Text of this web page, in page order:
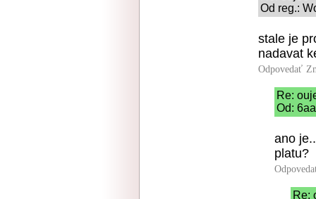
Od reg.:
stale je
nadavat
Odpovedať
Re:
Od:
ano
platu?
Re: